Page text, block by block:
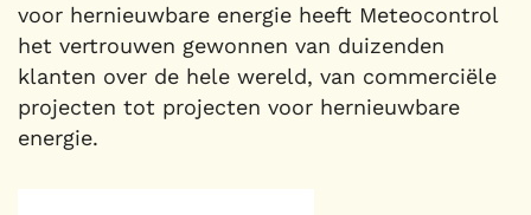
voor hernieuwbare energie heeft Meteocontrol
het vertrouwen gewonnen van duizenden
klanten over de hele wereld, van commerciële
projecten tot projecten voor hernieuwbare
energie.